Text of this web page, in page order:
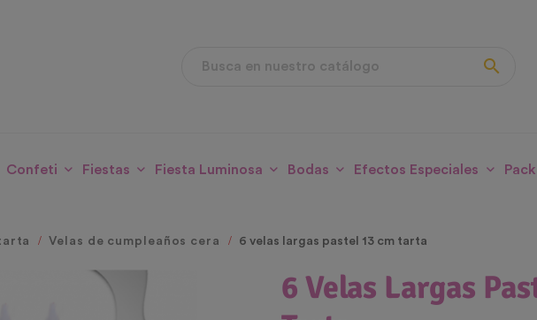

Confeti Fiestas Fiesta Luminosa Bodas Efectos Especiales
Velas de cumpleaños cera 6 velas largas pastel 13 cm tarta
6 Velas Largas